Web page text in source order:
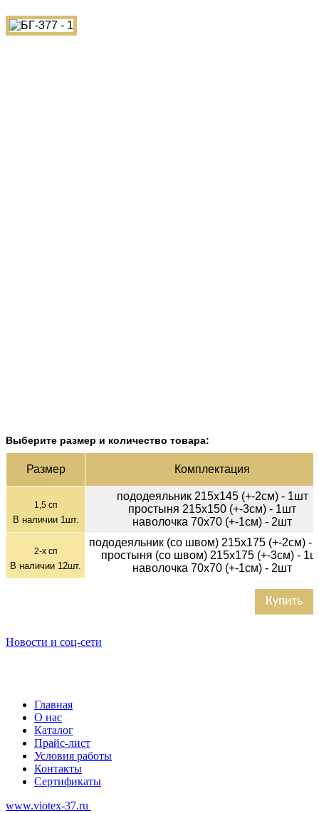
Выберите размер и количество товара:
Раз­мер Ком­плек­тация
1,5 сп
В наличии 1 шт.
пододеяльник 215х145 (+-2см) - 1шт
простыня 215х150 (+-3см) - 1шт
наволочка 70х70 (+-1см) - 2шт
2-х сп
В наличии 12шт.
пододеяльник (со швом) 215х175 (+-2см) -
простыня (со швом) 215х175 (+-3см) -
наволочка 70х70 (+-1см) - 2шт
Купить
Новости и соц-сети
Главная
О нас
Каталог
Прайс-лист
Условия работы
Контакты
Сертификаты
www.viotex-37.ru